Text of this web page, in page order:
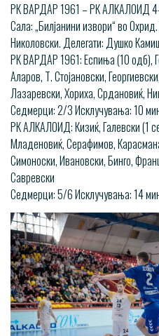
РК ВАРДАР 1961 – РК АЛКАЛОИД
Сала: „Билјанини извори“ во
Николовски. Делегати: Душко
РК ВАРДАР 1961: Еспиња (10 одб),
Аларов, Т. Стојановски,
Лазаревски, Хориха, Срдановиќ,
Седмерци: 2/3 Исклучувања: 10
РК АЛКАЛОИД: Кизиќ, Галевски (1
Младеновиќ, Серафимов,
Симоноски, Ивановски, Бинго,
Савревски
Седмерци: 5/6 Исклучувања: 14